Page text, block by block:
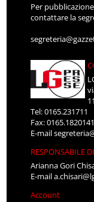
Per
contattare la
Tel: 0165.231711
Fax: 0165.1820141
E-mail
RESPONSABILE
Arianna Gori
E-mail
Account